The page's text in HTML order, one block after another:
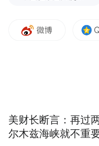
于留洋有了更深的
“青训对于中国队
重要。如何从小培
美财长断言：再过
尔木兹海峡就不重